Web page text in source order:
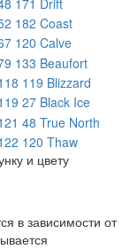
и цвету
в зависимости от